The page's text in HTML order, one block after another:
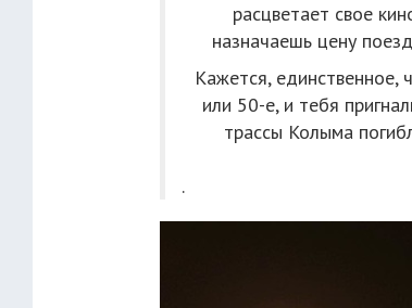
расцветает свое
назначаешь цену
Кажется,
или 50-е, и тебя
трассы Колыма
.